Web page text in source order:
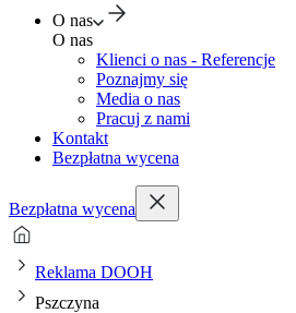
O nas
O nas
Klienci o nas - Referencje
Poznajmy się
Media o nas
Pracuj z nami
Kontakt
Bezpłatna wycena
Bezpłatna wycena
Reklama DOOH
Pszczyna